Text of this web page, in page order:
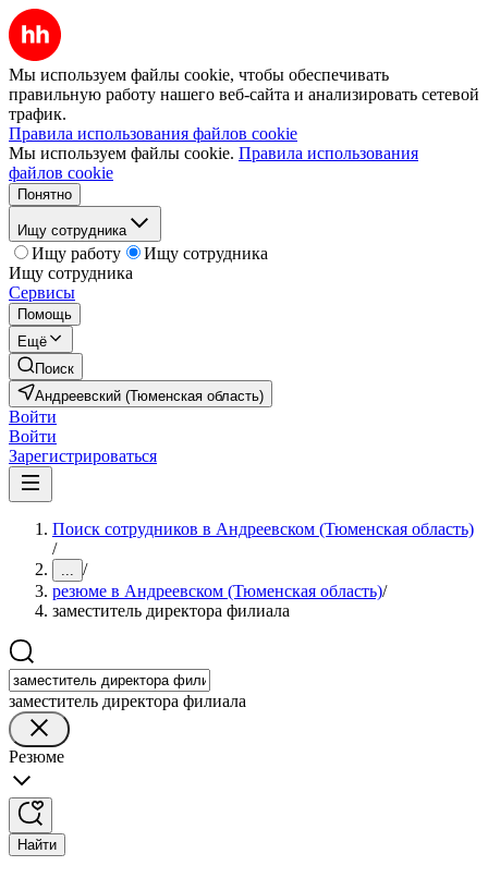
Мы используем файлы cookie, чтобы обеспечивать
правильную работу нашего веб-сайта и анализировать сетевой
трафик.
Правила использования файлов cookie
Мы используем файлы cookie. Правила использования
файлов cookie
Понятно
Ищу сотрудника
Ищу работу
Ищу сотрудника
Ищу сотрудника
Сервисы
Помощь
Ещё
Поиск
Андреевский (Тюменская область)
Войти
Войти
Зарегистрироваться
Поиск сотрудников в Андреевском (Тюменская область)
/
... /
резюме в Андреевском (Тюменская область)/
заместитель директора филиала
заместитель директора филиала
Резюме
Найти